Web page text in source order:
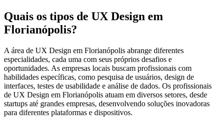
Quais os tipos de UX Design em
Florianópolis?
A área de UX Design em Florianópolis abrange diferentes
especialidades, cada uma com seus próprios desafios e
oportunidades. As empresas locais buscam profissionais com
habilidades específicas, como pesquisa de usuários, design de
interfaces, testes de usabilidade e análise de dados. Os profissionais
de UX Design em Florianópolis atuam em diversos setores, desde
startups até grandes empresas, desenvolvendo soluções inovadoras
para diferentes plataformas e dispositivos.